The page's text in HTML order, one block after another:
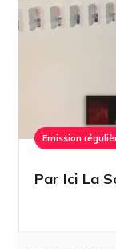
Emission
Par Ici La